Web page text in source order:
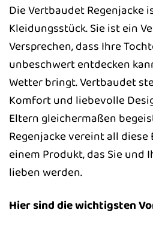
Die Vertbaudet Regenjacke
Kleidungsstück. Sie ist ein
Versprechen, dass Ihre
unbeschwert entdecken
Wetter bringt. Vertbaudet
Komfort und liebevolle
Eltern gleichermaßen
Regenjacke vereint all
einem Produkt, das Sie und
lieben werden.
Hier sind die wichtigsten